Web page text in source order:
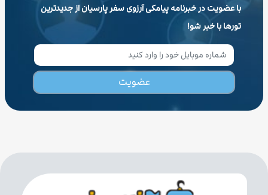
با عضویت در خبرنامه پیامکی آرزوی سفر پارسیان از جدیدترین
تورها با خبر شو!
عضویت